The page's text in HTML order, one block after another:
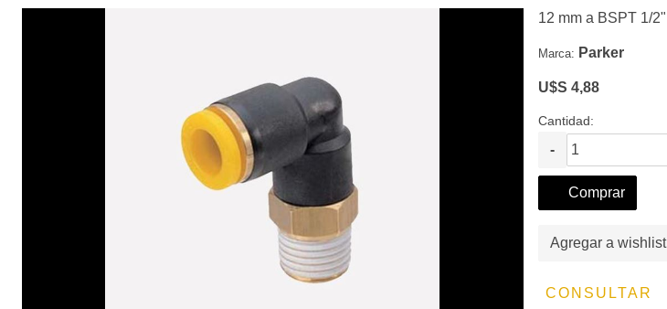
12 mm a BSPT 1/2"
Marca: Parker
U$S 4,88
Cantidad:
-
Comprar
Agregar a wishlist
CONSULTAR